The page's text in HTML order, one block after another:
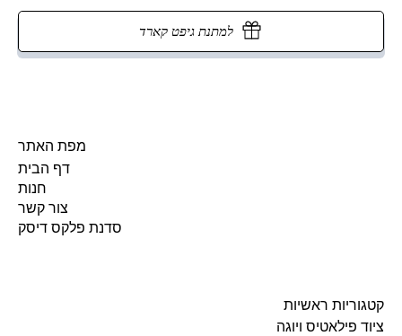
ציוד פילאטיס ויוגה
קטגוריות ראשיות
דף הבית
חנות
צור קשר
סדנת פלקס דיסק
מפת האתר
למתנת גיפט קארד